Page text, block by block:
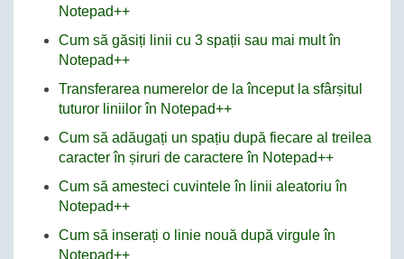
Notepad++
Cum să găsiți linii cu 3 spații sau mai mult în
Notepad++
Transferarea numerelor de la început la sfârșitul
tuturor liniilor în Notepad++
Cum să adăugați un spațiu după fiecare al treilea
caracter în șiruri de caractere în Notepad++
Cum să amesteci cuvintele în linii aleatoriu în
Notepad++
Cum să inserați o linie nouă după virgule în
Notepad++